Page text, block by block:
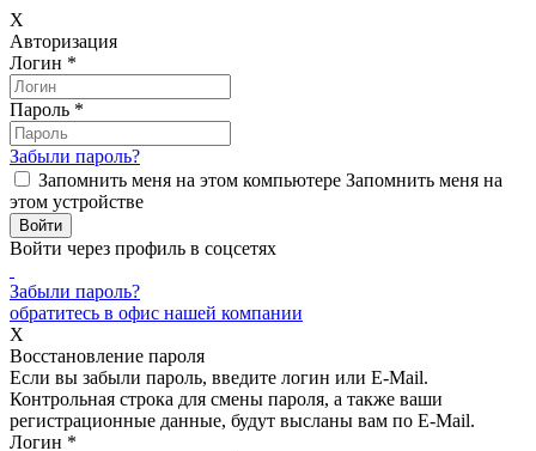
X
Авторизация
Логин *
Пароль *
Забыли пароль?
Запомнить меня на этом компьютере Запомнить меня на
этом устройстве
Войти через профиль в соцсетях
Забыли пароль?
обратитесь в офис нашей компании
X
Восстановление пароля
Если вы забыли пароль, введите логин или E-Mail.
Контрольная строка для смены пароля, а также ваши
регистрационные данные, будут высланы вам по E-Mail.
Логин *